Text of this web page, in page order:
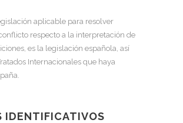
aplicable para resolver
respecto a la interpretación de
es la legislación española, así
Internacionales que haya
IDENTIFICATIVOS